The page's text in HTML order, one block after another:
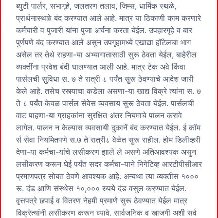
ब्युटी पार्लर, सभागृहे, जलतरण तलाव, जिम्स, धार्मिक स्थळे,
प्रार्थनास्थळे बंद करण्यात आले आहे. मात्र या ठिकाणी काम करणारे
कर्मचारी व पुजारी यांना पुजा अर्चना करता येईल. उपहारगृहे व बार
पुर्णपणे बंद करण्यात आले असुन उपगृहामध्ये एखाद्या हाॅटेलचा भाग
असेल तर तेथे राहणा-या अभ्यागातासाठी सुरू ठेवता येईल, बाहेरील
व्यक्तींना प्रवेश बंदी घालण्यात आली आहे. मात्र टेक अवे किंवा
पार्सलची सुविधा स. ७ ते रात्री ८ पर्यंत सुरू ठेवण्याचे आदेश जारी
केले आहे. तसेच रस्त्याचा कडेला असणा-या खाद्य विक्रे त्यांना स. ७
ते ८ पर्यंत केवळ पार्सल सेवेस व्यवसाय सुरू ठेवता येईल. पार्सलची
वाट पाहणा-या ग्राहकांना सुरक्षित अंतर नियमाचे पालन करावे
लागेल. पालन न केल्यास व्यवसायी दुकानें बंद करण्यात येईल. ई काॅम
र्स सेवा नियमितपणे स.७ ते रात्री८ वेळेत सुरू राहील. होम डिलीव्हरी
देणा-या कर्मचा-यांचे लसीकरण झाले ले असणे अतिआवश्यक असुन
लसीकरण करून घेई पर्यंत सदर कर्मचा-याने निगेटिव्ह आरटीपीसीआर
प्रमाणपत्र सोबत ठेवणे आवश्यक आहे. अन्यथा त्या व्यक्तीस १०००
रू. दंड आणि संस्थेस १०,००० रुपये दंड वसुल करण्यात येईल.
वृत्तपत्रे छपाई व वितरण नेहमी प्रमाणे सुरू ठेवण्यात येईल मात्र
विक्रेत्यांनी लसीकरण करून घ्यावे. सार्वजनिक व खाजगी अशी सर्व